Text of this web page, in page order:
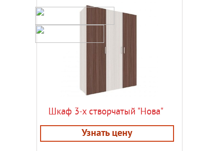
Шкаф 3-х створчатый "Нова"
Узнать цену